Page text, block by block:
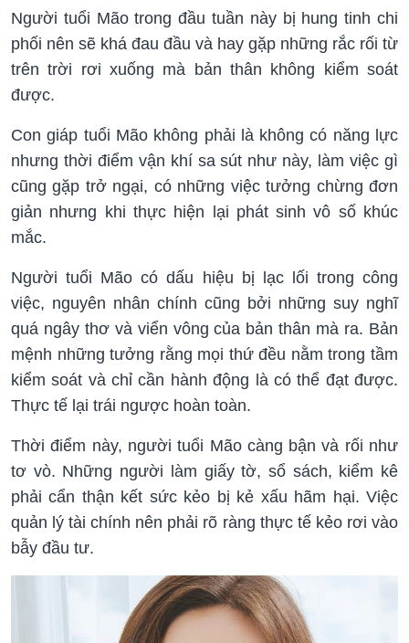
Người tuổi Mão trong đầu tuần này bị hung tinh chi
phối nên sẽ khá đau đầu và hay gặp những rắc rối từ
trên trời rơi xuống mà bản thân không kiểm soát
được.
Con giáp tuổi Mão không phải là không có năng lực
nhưng thời điểm vận khí sa sút như này, làm việc gì
cũng gặp trở ngại, có những việc tưởng chừng đơn
giản nhưng khi thực hiện lại phát sinh vô số khúc
mắc.
Người tuổi Mão có dấu hiệu bị lạc lối trong công
việc, nguyên nhân chính cũng bởi những suy nghĩ
quá ngây thơ và viển vông của bản thân mà ra. Bản
mệnh những tưởng rằng mọi thứ đều nằm trong tầm
kiểm soát và chỉ cần hành động là có thể đạt được.
Thực tế lại trái ngược hoàn toàn.
Thời điểm này, người tuổi Mão càng bận và rối như
tơ vò. Những người làm giấy tờ, sổ sách, kiểm kê
phải cẩn thận kết sức kẻo bị kẻ xấu hãm hại. Việc
quản lý tài chính nên phải rõ ràng thực tế kẻo rơi vào
bẫy đầu tư.